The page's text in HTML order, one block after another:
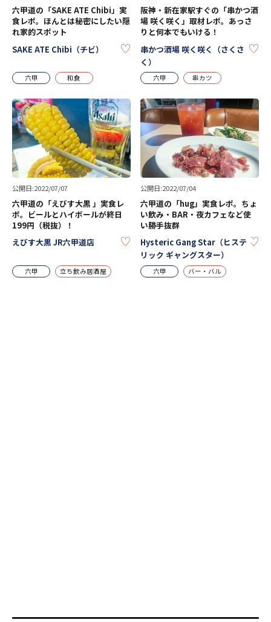
六甲道の「SAKE ATE Chibi」実
食レポ。ほんとは秘密にしたい隠
れ家的スポット
SAKE ATE Chibi（チビ）
KEEP
六甲 和食
阪神・新在家駅すぐの「串かつ酒
場 咲く咲く」取材レポ。あっさ
りと何本でもいける！
串かつ酒場 咲く咲く（さくさ
く）
六甲 串カツ
公開日:2022/07/07
六甲道の「えびす大黒 」実食レ
ポ。ビールとハイボールが終日
199円（税抜）！
えびす大黒 JR六甲道店
KEEP
六甲 立ち飲み居酒屋
公開日:2022/07/04
六甲道の「hug」実食レポ。ちょ
い飲み・BAR・夜カフェなど使
い勝手抜群
Hysteric Gang Star（ヒステ
リック ギャングスター）
六甲 バー・バル